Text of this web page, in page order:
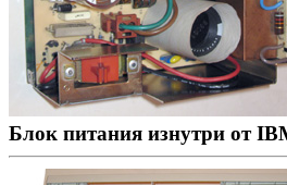
Блок питания изнутри от